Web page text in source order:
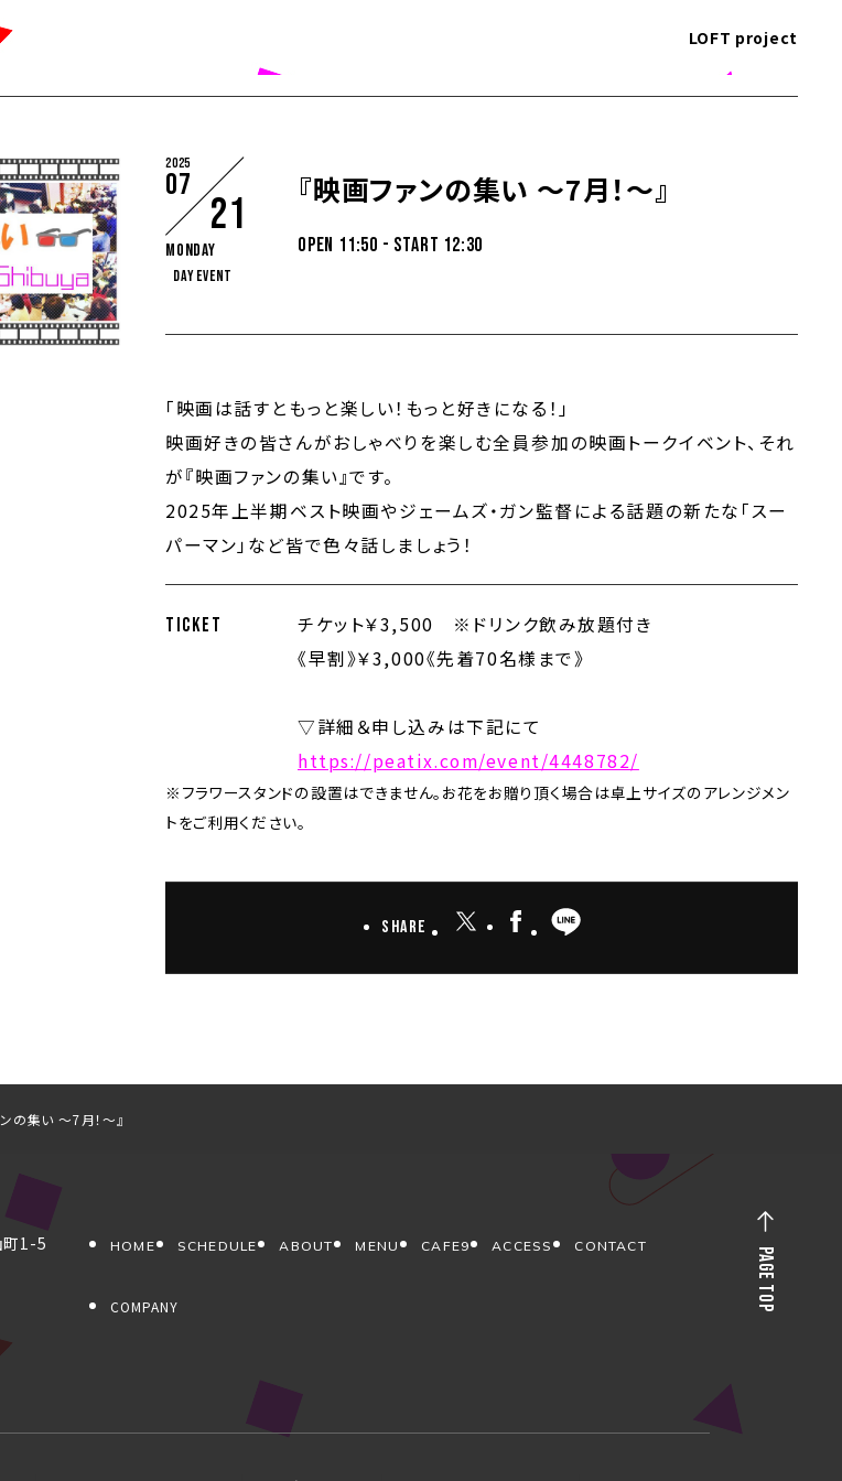
LOFT project
2025
07
21
Monday
DAY EVENT
『映画ファンの集い ～7月！～』
OPEN 11:50 - START 12:30
「映画は話すともっと楽しい！もっと好きになる！」
映画好きの皆さんがおしゃべりを楽しむ全員参加の映画トークイベント、それ
が『映画ファンの集い』です。
2025年上半期ベスト映画やジェームズ・ガン監督による話題の新たな「スー
パーマン」 など皆で色々話しましょう！
TICKET
チケット￥3,500 ※ドリンク飲み放題付き
《早割》￥3,000《先着70名様まで》
▽詳細＆申し込みは下記にて
https://peatix.com/event/4448782/
※フラワースタンドの設置はできません。お花をお贈り頂く場合は卓上サイズのアレンジメン
トをご利用ください。
Share
の集い ～7月！～』
町1-5
HOME SCHEDULE ABOUT MENU CAFE9 ACCESS CONTACT
COMPANY PAGE TOP